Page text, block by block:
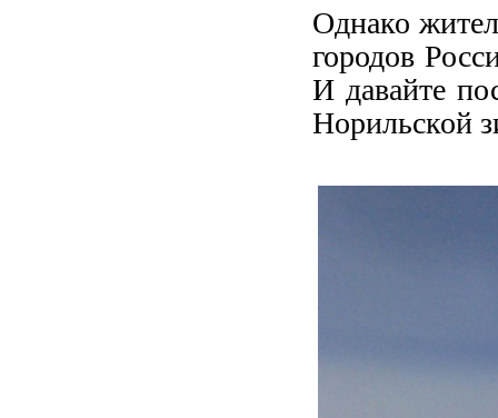
Однако
городов
И давайте
Норильской